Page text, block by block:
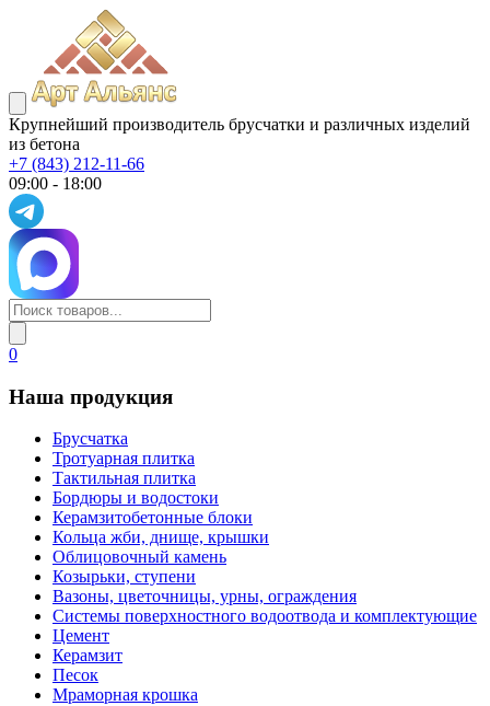
Крупнейший производитель брусчатки и различных изделий
из бетона
+7 (843) 212-11-66
09:00 - 18:00
0
Наша продукция
Брусчатка
Тротуарная плитка
Тактильная плитка
Бордюры и водостоки
Керамзитобетонные блоки
Кольца жби, днище, крышки
Облицовочный камень
Козырьки, ступени
Вазоны, цветочницы, урны, ограждения
Системы поверхностного водоотвода и комплектующие
Цемент
Керамзит
Песок
Мраморная крошка